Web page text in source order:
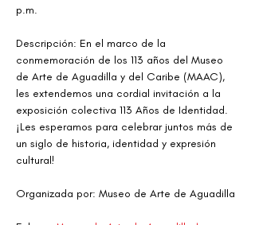
p.m.
Descripción: En el marco de la
conmemoración de los 113 años del Museo
de Arte de Aguadilla y del Caribe (MAAC),
les extendemos una cordial invitación a la
exposición colectiva 113 Años de Identidad.
¡Les esperamos para celebrar juntos más de
un siglo de historia, identidad y expresión
cultural!
Organizada por: Museo de Arte de Aguadilla